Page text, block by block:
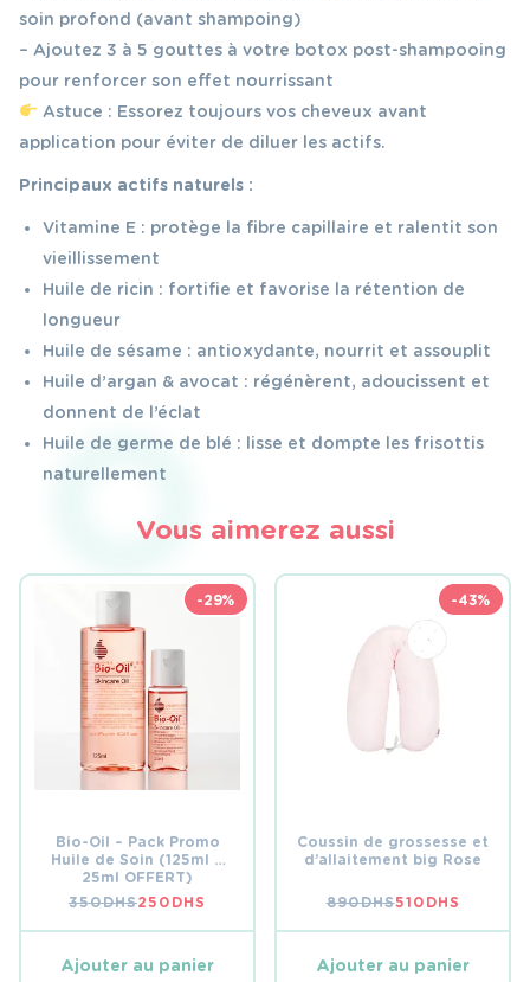
soin profond (avant shampoing)
– Ajoutez 3 à 5 gouttes à votre botox post-shampooing
pour renforcer son effet nourrissant
Astuce : Essorez toujours vos cheveux avant
application pour éviter de diluer les actifs.
Principaux actifs naturels :
Vitamine E : protège la fibre capillaire et ralentit son
vieillissement
Huile de ricin : fortifie et favorise la rétention de
longueur
Huile de sésame : antioxydante, nourrit et assouplit
Huile d’argan & avocat : régénèrent, adoucissent et
donnent de l’éclat
Huile de germe de blé : lisse et dompte les frisottis
naturellement
Vous aimerez aussi
-29%
Bio-Oil – Pack Promo
Huile de Soin (125ml +
25ml OFFERT)
350DHSLE
PRIX
ÉTAIT :
250 DHS
LE
PRIX
EST :
Ajouter au panier
-43%
Coussin de grossesse et
d’allaitement big Rose
890DHSLE
PRIX
ÉTAIT :
510 DHS
LE
PRIX
EST :
Ajouter au panier